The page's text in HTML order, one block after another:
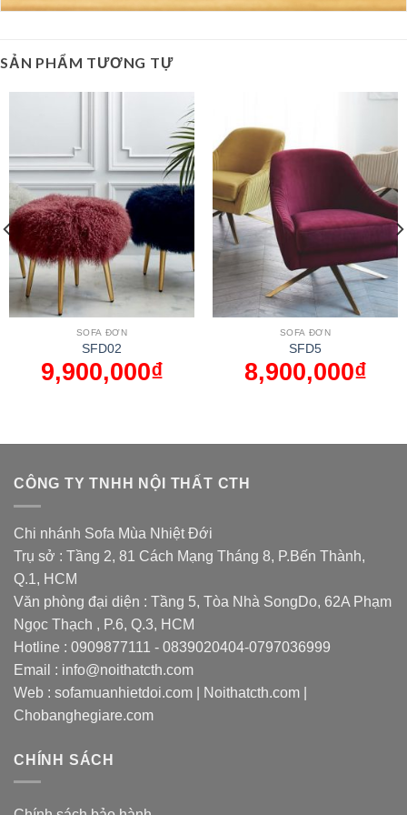
SẢN PHẨM TƯƠNG TỰ
SOFA ĐƠN
SFD02
9,900,000₫
SOFA ĐƠN
SFD5
8,900,000₫
CÔNG TY TNHH NỘI THẤT CTH
Chi nhánh Sofa Mùa Nhiệt Đới
Trụ sở : Tầng 2, 81 Cách Mạng Tháng 8, P.Bến Thành,
Q.1, HCM
Văn phòng đại diện : Tầng 5, Tòa Nhà SongDo, 62A Phạm
Ngọc Thạch , P.6, Q.3, HCM
Hotline : 0909877111 - 0839020404-0797036999
Email : info@noithatcth.com
Web : sofamuanhietdoi.com | Noithatcth.com |
Chobanghegiare.com
CHÍNH SÁCH